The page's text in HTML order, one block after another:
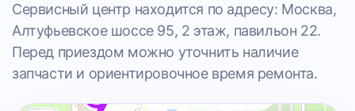
Сервисный центр находится по адресу: Москва,
Алтуфьевское шоссе 95, 2 этаж, павильон 22.
Перед приездом можно уточнить наличие
запчасти и ориентировочное время ремонта.